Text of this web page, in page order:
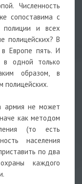
Численность
сопоставима с
полиции и всех
полицейских? В
Европе пять. И
в одной только
образом, в
полицейских.
армия не может
как методом
(то есть
населения
по два
каждого